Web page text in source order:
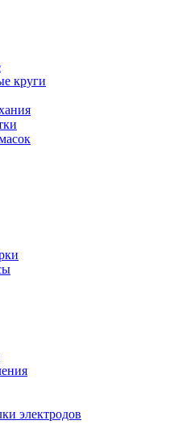
круги
электродов